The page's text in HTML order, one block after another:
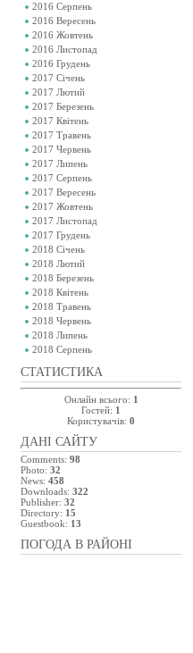
2016 Серпень
2016 Вересень
2016 Жовтень
2016 Листопад
2016 Грудень
2017 Січень
2017 Лютий
2017 Березень
2017 Квітень
2017 Травень
2017 Червень
2017 Липень
2017 Серпень
2017 Вересень
2017 Жовтень
2017 Листопад
2017 Грудень
2018 Січень
2018 Лютий
2018 Березень
2018 Квітень
2018 Травень
2018 Червень
2018 Липень
2018 Серпень
СТАТИСТИКА
Онлайн всього: 1
Гостей: 1
Користувачів: 0
ДАНІ САЙТУ
Comments: 98
Photo: 32
News: 458
Downloads: 322
Publisher: 32
Directory: 15
Guestbook: 13
ПОГОДА В РАЙОНІ